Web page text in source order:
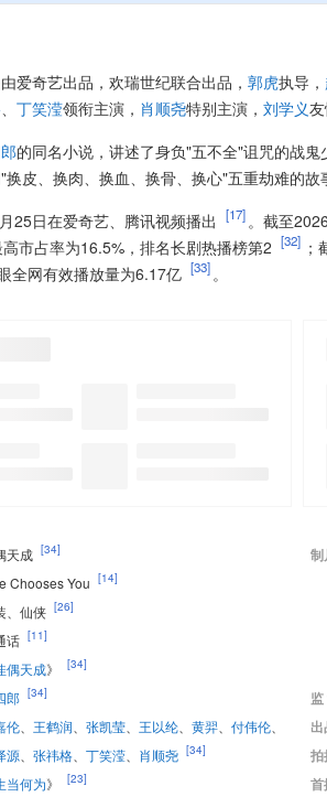
爱奇艺出品，欢瑞世纪联合出品， 郭虎执导，
丁笑滢领衔主演， 肖顺尧特别主演， 刘学义
的同名小说，讲述了身负"五不全"诅咒的战
皮、换肉、换血、换骨、换心"五重劫难的故
25日在爱奇艺、腾讯视频播出
[17] 。截至
市占率为16.5%，排名长剧热播榜第2 [32]
全网有效播放量为6.17亿 [33] 。
天成 [34]
Chooses You [14]
、仙侠 [26]
话 [11]
偶天成》 [34]
郎 [34]
伦 王鹤润 张凯莹 王以纶 黄羿 付伟伦
源
张祎格 丁笑滢 肖顺尧 [34]
当何为》 [23]
制
拍
首